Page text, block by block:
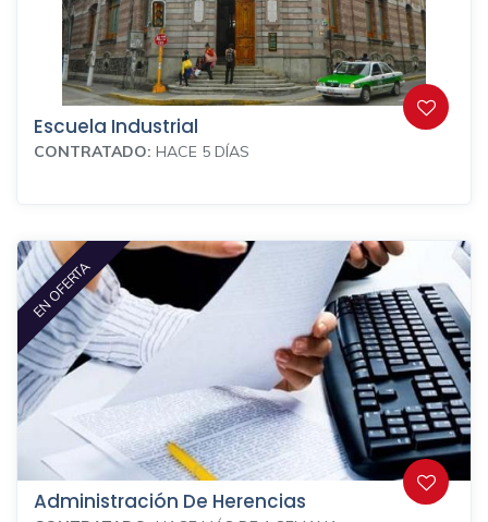
Escuela Industrial
CONTRATADO: HACE 5 DÍAS
EN OFERTA
Administración De Herencias